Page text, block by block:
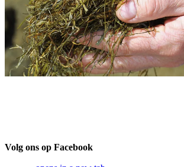
Volg ons op Facebook